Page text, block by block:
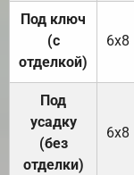
Под ключ
(с
отделкой)
6х8
Под
усадку
(без
отделки)
6х8